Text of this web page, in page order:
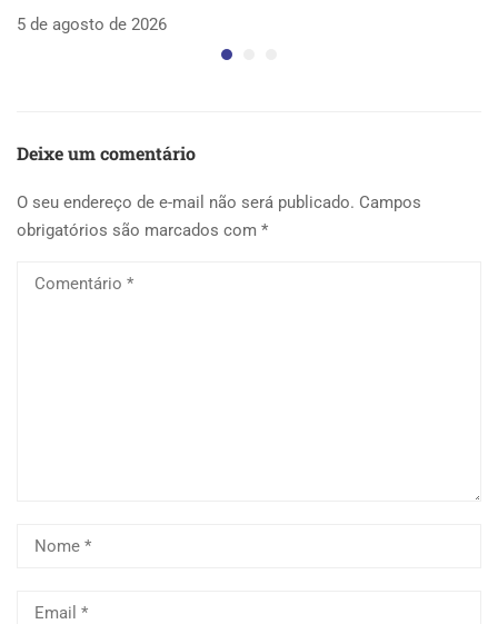
5 de agosto de 2026
Deixe um comentário
O seu endereço de e-mail não será publicado. Campos
obrigatórios são marcados com *